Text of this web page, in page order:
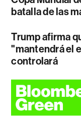
batalla de las
Trump afirma
"mantendrá el
controlará